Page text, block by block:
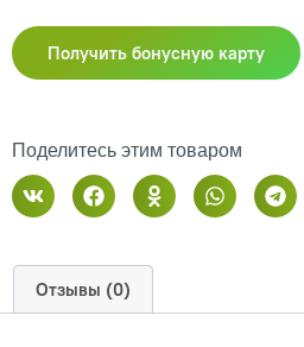
Получить бонусную карту
Поделитесь этим товаром
Отзывы (0)